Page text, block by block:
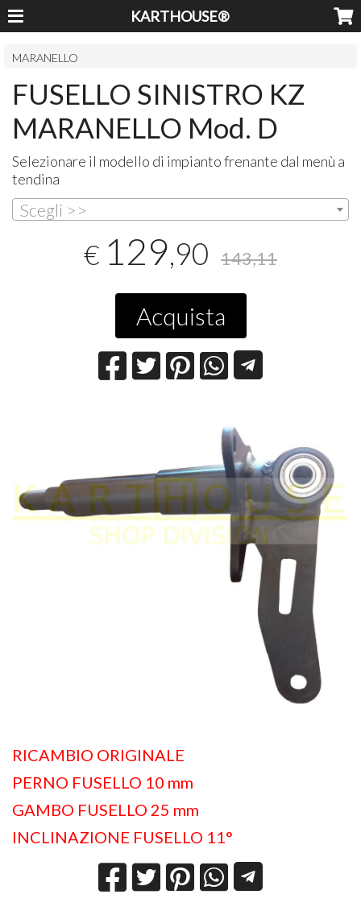
KARTHOUSE®
MARANELLO
FUSELLO SINISTRO KZ
MARANELLO Mod. D
Selezionare il modello di impianto frenante dal menù a
tendina
Scegli >>
€ 129,90 143,11
Acquista
RICAMBIO ORIGINALE
PERNO FUSELLO 10 mm
GAMBO FUSELLO 25 mm
INCLINAZIONE FUSELLO 11°